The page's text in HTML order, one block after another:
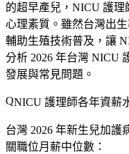
的超早產兒，NICU 護
心理素質。雖然台灣出
輔助生殖技術普及，讓
分析 2026 年台灣 NICU
發展與常見問題。
NICU 護理師各年資薪
台灣 2026 年新生兒加護
關職位月薪中位數：